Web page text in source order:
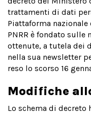
trattamenti di dati
Piattaforma
PNRR è fondato sulle
ottenute, a tutela dei
nella sua newsletter
reso lo scorso 16
Modifiche
Lo schema di decreto